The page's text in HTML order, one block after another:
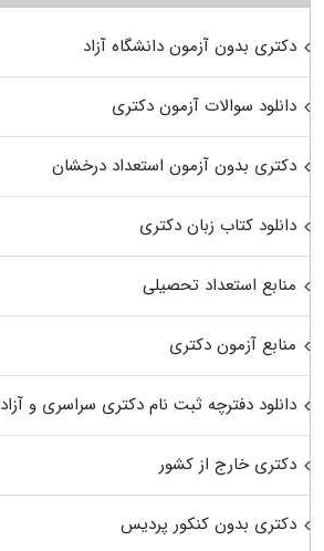
دکتری بدون آزمون دانشگاه آزاد
دانلود سوالات آزمون دکتری
دکتری بدون آزمون استعداد درخشان
دانلود کتاب زبان دکتری
منابع استعداد تحصیلی
منابع آزمون دکتری
دانلود دفترچه ثبت نام دکتری سراسری و آزاد
دکتری خارج از کشور
دکتری بدون کنکور پردیس